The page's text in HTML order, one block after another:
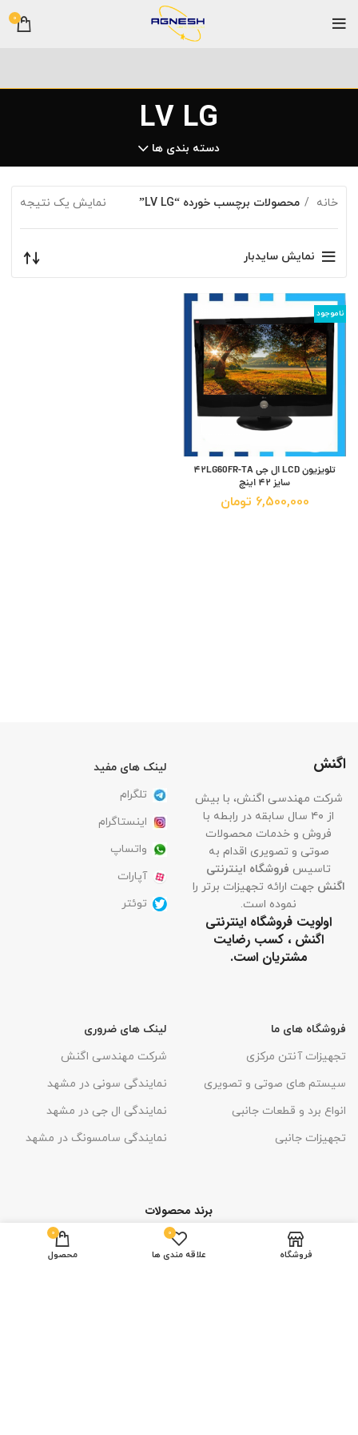
0
LV LG
دسته بندی ها
خانه محصولات برچسب خورده “LV LG” نمایش یک نتیجه
نمایش سایدبار
ناموجود
تلویزیون LCD ال جی ۴۲LG60FR-TA
سایز ۴۲ اینچ
6,500,000 تومان
اگنش
شرکت مهندسی اگنش، با بیش
از ۴۰ سال سابقه در رابطه با
فروش و خدمات محصولات
صوتی و تصویری اقدام به
تاسیس فروشگاه اینترنتی
اگنش جهت ارائه تجهیزات برتر را
نموده است.
اولویت فروشگاه اینترنتی
اگنش ، کسب رضایت
مشتریان است.
لینک های مفید
تلگرام
اینستاگرام
واتساپ
آپارات
توئتر
فروشگاه های ما
تجهیزات آنتن مرکزی
سیستم های صوتی و تصویری
انواع برد و قطعات جانبی
تجهیزات جانبی
لینک های ضروری
شرکت مهندسی اگنش
نمایندگی سونی در مشهد
نمایندگی ال جی در مشهد
نمایندگی سامسونگ در مشهد
برند محصولات
فروشگاه
0
علاقه مندی ها
0
محصول